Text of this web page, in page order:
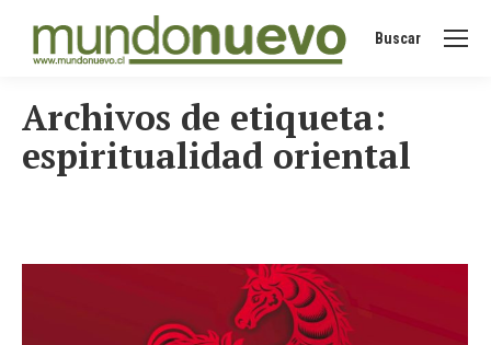
Buscar:
Buscar
Archivos de etiqueta:
espiritualidad oriental